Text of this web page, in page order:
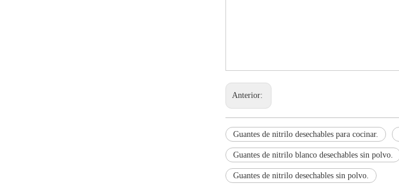
Anterior:
Guantes de nitrilo desechables para cocinar.
Guantes de nitrilo blanco desechables sin polvo.
Guantes de nitrilo desechables sin polvo.